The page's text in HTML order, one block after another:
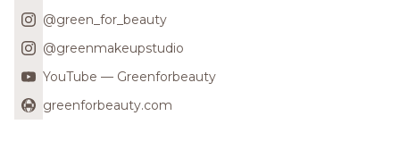
@green_for_beauty
@greenmakeupstudio
YouTube — Greenforbeauty
greenforbeauty.com